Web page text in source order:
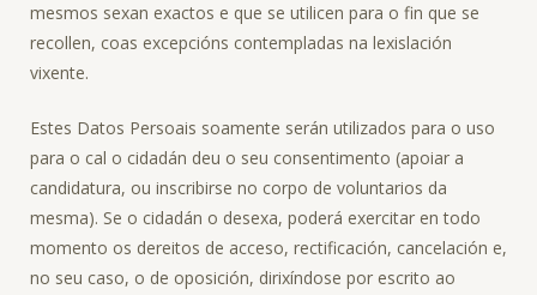
mesmos sexan exactos e que se utilicen para o fin que se
recollen, coas excepcións contempladas na lexislación
vixente.
Estes Datos Persoais soamente serán utilizados para o uso
para o cal o cidadán deu o seu consentimento (apoiar a
candidatura, ou inscribirse no corpo de voluntarios da
mesma). Se o cidadán o desexa, poderá exercitar en todo
momento os dereitos de acceso, rectificación, cancelación e,
no seu caso, o de oposición, dirixíndose por escrito ao